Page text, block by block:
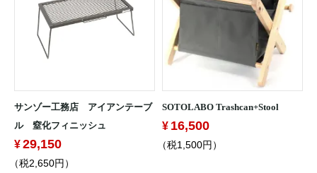
サンゾー工務店 アイアンテーブ
ル 窒化フィニッシュ
29,150
（税2,650円）
SOTOLABO Trashcan+Stool
16,500
（税1,500円）